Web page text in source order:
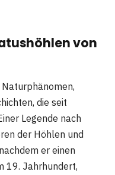
von
die seit
Legende nach
der Höhlen und
er einen
19. Jahrhundert,